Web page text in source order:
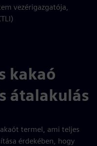
vezérigazgatója,
kakaó
átalakulás
termel, ami teljes
érdekében, hogy